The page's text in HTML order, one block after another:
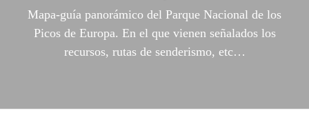
Mapa-guía panorámico del Parque Nacional de los
Picos de Europa. En el que vienen señalados los
recursos, rutas de senderismo, etc…